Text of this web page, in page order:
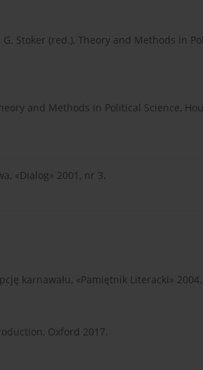
Stoker (red.), Theory and Methods in
and Methods in Political Science,
«Dialog» 2001, nr 3.
karnawału, «Pamiętnik Literacki» 2004,
Oxford 2017.